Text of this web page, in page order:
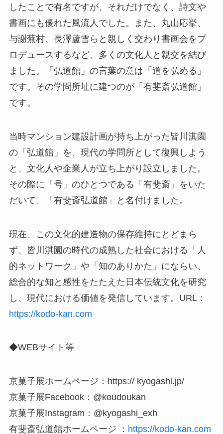
したことで有名ですが、それだけでなく、詩文や
書画にも優れた風流人でした。また、丸山応挙、
与謝蕪村、長澤蘆雪らと親しく交わり書画会をプ
ロデュースするなど、多くの文化人と親交を結び
ました。「弘道館」の言葉の意は「道を弘める」
です。その学問所址に建つのが「有斐斎弘道館」
です。
当時マンション建設計画が持ち上がった皆川淇園
の「弘道館」を、現代の学問所として復興しよう
と、文化人や企業人が立ち上がり設立しました。
その際に「号」のひとつである「有斐斎」をいた
だいて、「有斐斎弘道館」と名付けました。
現在、この文化的建造物の保存維持にとどまら
ず、皆川淇園の時代の成熟した社会における「人
的ネットワーク」や「知のありかた」にならい、
総合的な知と感性をたたえた日本伝統文化を研究
し、現代における価値を発信しています。URL：
https://kodo-kan.com
◆WEBサイト等
京菓⼦展ホームページ：https:// kyogashi.jp/
京菓⼦展Facebook：@koudoukan
京菓⼦展Instagram：@kyogashi_exh
有斐斎弘道館ホームページ ： https://kodo-kan.com